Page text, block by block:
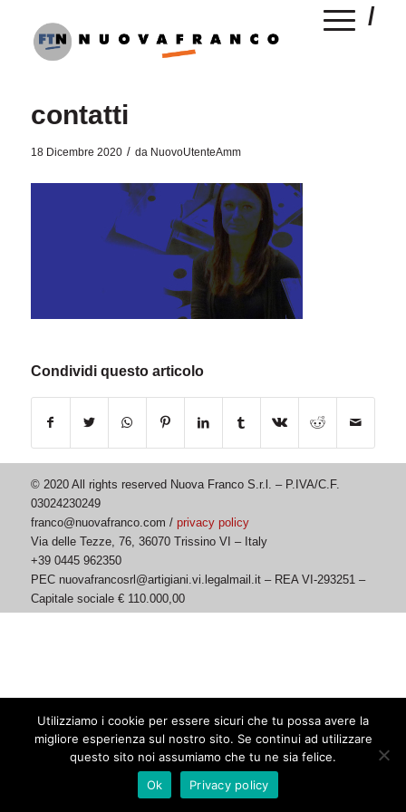
contatti
18 Dicembre 2020 / da NuovoUtenteAmm
Condividi questo articolo
© 2020 All rights reserved Nuova Franco S.r.l. – P.IVA/C.F.
03024230249
franco@nuovafranco.com / privacy policy
Via delle Tezze, 76, 36070 Trissino VI – Italy
+39 0445 962350
PEC nuovafrancosrl@artigiani.vi.legalmail.it – REA VI-293251 –
Capitale sociale € 110.000,00
Utilizziamo i cookie per essere sicuri che tu possa avere la
migliore esperienza sul nostro sito. Se continui ad utilizzare
questo sito noi assumiamo che tu ne sia felice.
Ok
Privacy policy